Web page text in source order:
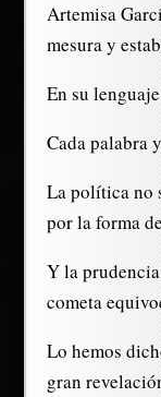
Artemisa
mesura y
En su
Cada palabra
La política no
por la forma
Y la
cometa
Lo hemos
gran